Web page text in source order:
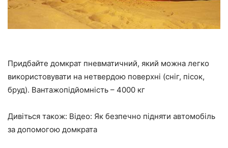
Придбайте домкрат пневматичний, який можна легко
використовувати на нетвердою поверхні (сніг, пісок,
бруд). Вантажопідйомність – 4000 кг
Дивіться також: Відео: Як безпечно підняти автомобіль
за допомогою домкрата